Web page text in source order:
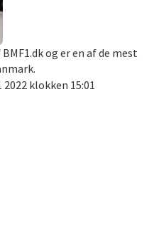
og er en af de mest
2022 klokken 15:01